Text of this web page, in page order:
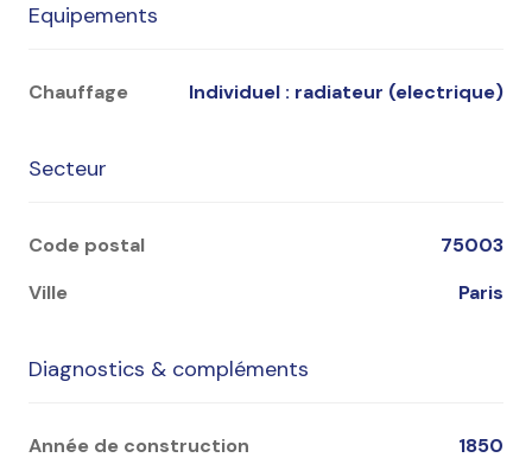
Equipements
Chauffage individuel : radiateur (electrique)
Secteur
Code postal
75003
Ville
Paris
Diagnostics & compléments
Année de construction
1850